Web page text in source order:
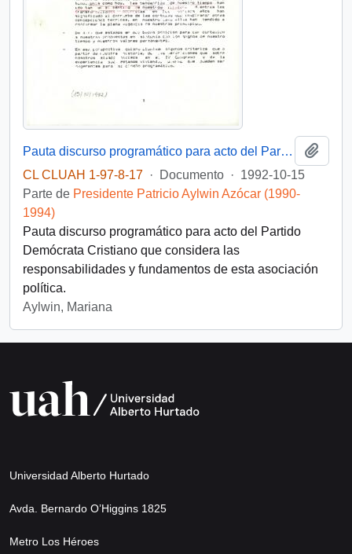
Pauta discurso programático para acto del Partido Demócrata Cristiano
CL CLUAH 1-97-8-17 · Documento · 1992-10-15
Parte de Presidente Patricio Aylwin Azócar (1990-
1994)
Pauta discurso programático para acto del Partido
Demócrata Cristiano que considera las
responsabilidades y fundamentos de esta asociación
política.
Aylwin, Mariana
Universidad Alberto Hurtado
Avda. Bernardo O’Higgins 1825
Metro Los Héroes